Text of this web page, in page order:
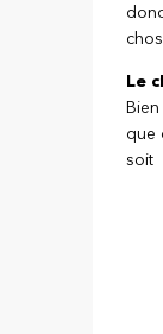
Le
Bien
que
soit